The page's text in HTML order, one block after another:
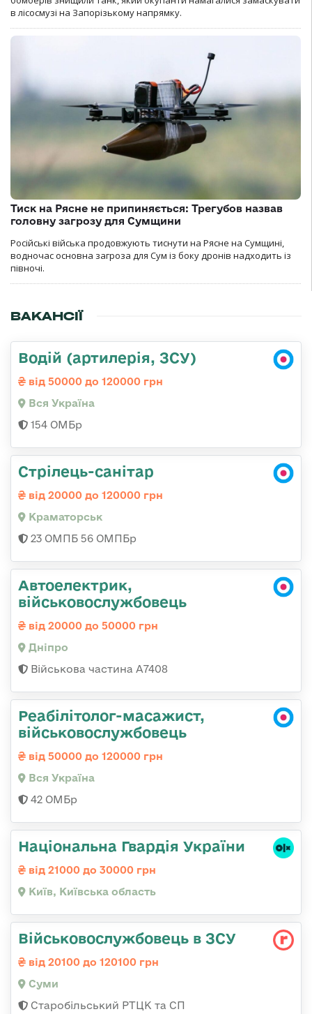
в лісосмузі на Запорізькому напрямку.
Тиск на Рясне не припиняється: Трегубов назвав
головну загрозу для Сумщини
Російські війська продовжують тиснути на Рясне на Сумщині,
водночас основна загроза для Сум із боку дронів надходить із
півночі.
ВАКАНСІЇ
Водій (артилерія, ЗСУ)
від 50000 до 120000 грн
Вся Україна
154 ОМБр
Стрілець-санітар
від 20000 до 120000 грн
Краматорськ
23 ОМПБ 56 ОМПБр
Автоелектрик,
військовослужбовець
від 20000 до 50000 грн
Дніпро
Військова частина А7408
Реабілітолог-масажист,
військовослужбовець
від 50000 до 120000 грн
Вся Україна
42 ОМБр
Національна Гвардія України
від 21000 до 30000 грн
Київ, Київська область
Військовослужбовець в ЗСУ
від 20100 до 120100 грн
Суми
Старобільський РТЦК та СП